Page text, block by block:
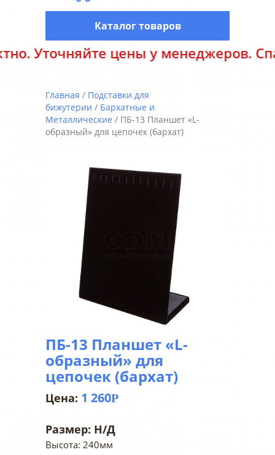
цены у менеджеров. Спасибо
Каталог товаров
Главная / Подставки для
бижутерии / Бархатные и
Металлические / ПБ-13 Планшет «L-
образный» для цепочек (бархат)
ПБ-13 Планшет «L-
образный» для
цепочек (бархат)
1 260Р
Размер: Н/Д
Высота: 240мм